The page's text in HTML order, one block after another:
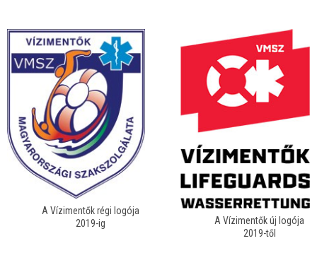
A Vízimentők régi logója
2019-ig
A Vízimentők új logója
2019-től